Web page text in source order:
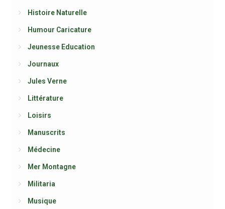
Histoire Naturelle
Humour Caricature
Jeunesse Education
Journaux
Jules Verne
Littérature
Loisirs
Manuscrits
Médecine
Mer Montagne
Militaria
Musique